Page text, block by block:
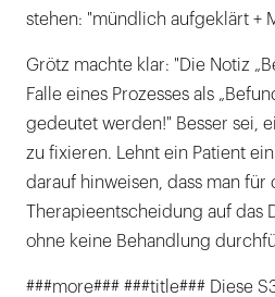
stehen: "mündlich aufgeklärt +
Grötz machte klar: "Die Notiz
Falle eines Prozesses als
gedeutet werden!" Besser sei,
zu fixieren. Lehnt ein Patient
darauf hinweisen, dass man für
Therapieentscheidung auf das
ohne keine Behandlung
###more### ###title### Diese